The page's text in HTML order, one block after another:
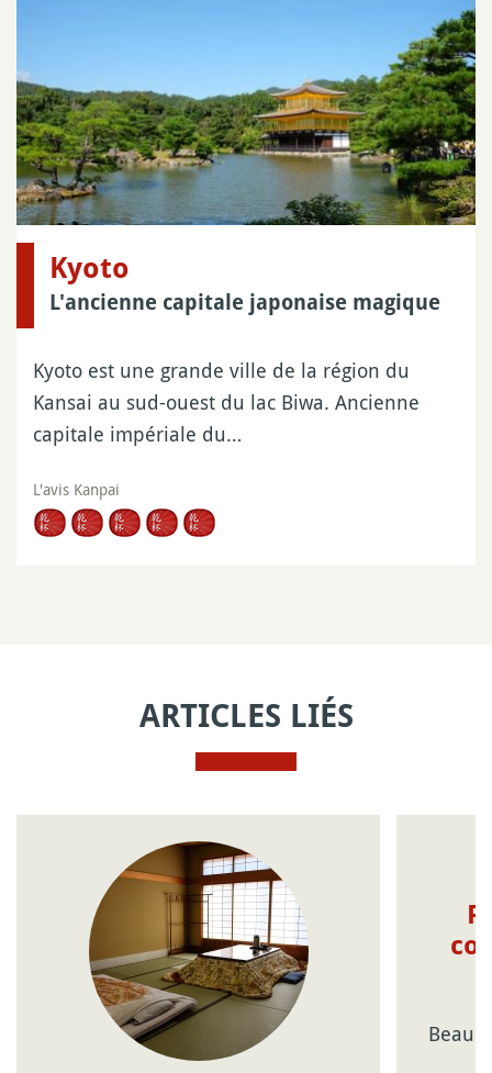
Kyoto
L'ancienne capitale japonaise magique
Kyoto est une grande ville de la région du
Kansai au sud-ouest du lac Biwa. Ancienne
capitale impériale du…
L'avis Kanpai
ARTICLES LIÉS